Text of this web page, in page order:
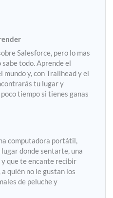
Salesforce, pero lo mas
todo. Aprende el
y, con Trailhead y el
tu lugar y
tiempo si tienes ganas
computadora portátil,
donde sentarte, una
que te encante recibir
quién no le gustan los
de peluche y